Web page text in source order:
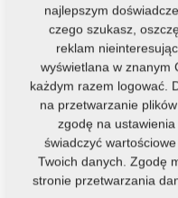
Kod produktu:
najlepszym
czego szukasz,
reklam
wyświetlana w znanym
każdym razem logować.
na przetwarzanie
zgodę na
świadczyć
Twoich danych. Zgodę
stronie przetwarzania